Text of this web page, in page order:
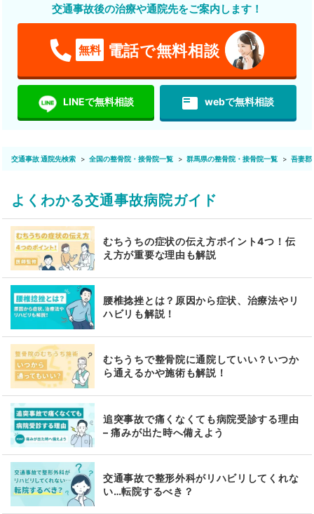
交通事故後の治療や通院先をご案内します！
無料 電話で無料相談
LINEで無料相談 featured_play_list webで無料相談
交通事故 通院先検索 全国の整骨院・接骨院一覧 群馬県の整骨院・接骨院一覧 吾妻郡
よくわかる交通事故病院ガイド
むちうちの症状の伝え方ポイント4つ！伝
え方が重要な理由も解説
腰椎捻挫とは？原因から症状、治療法やリ
ハビリも解説！
むちうちで整骨院に通院していい？いつか
ら通えるかや施術も解説！
追突事故で痛くなくても病院受診する理由
– 痛みが出た時へ備えよう
交通事故で整形外科がリハビリしてくれな
い…転院するべき？